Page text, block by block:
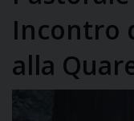
Incontro
alla